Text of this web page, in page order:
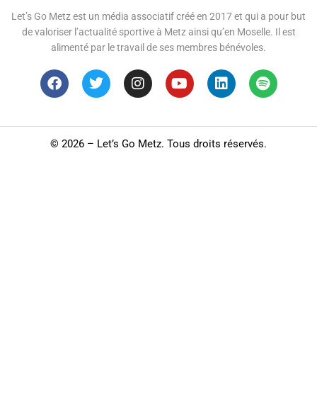
Let’s Go Metz est un média associatif créé en 2017 et qui a pour but
de valoriser l’actualité sportive à Metz ainsi qu’en Moselle. Il est
alimenté par le travail de ses membres bénévoles.
© 2026 – Let’s Go Metz. Tous droits réservés.